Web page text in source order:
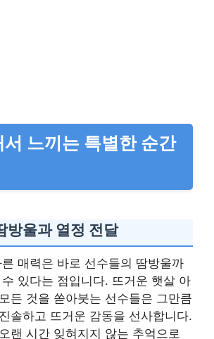
느끼는 특별한 순간
방울과 열정 전달
매력은 바로 선수들의 땀방울까
있다는 점입니다. 뜨거운 햇살 아
든 것을 쏟아붓는 선수들은 그만큼
솔하고 뜨거운 감동을 선사합니다.
랜 시간 잊혀지지 않는 추억으로